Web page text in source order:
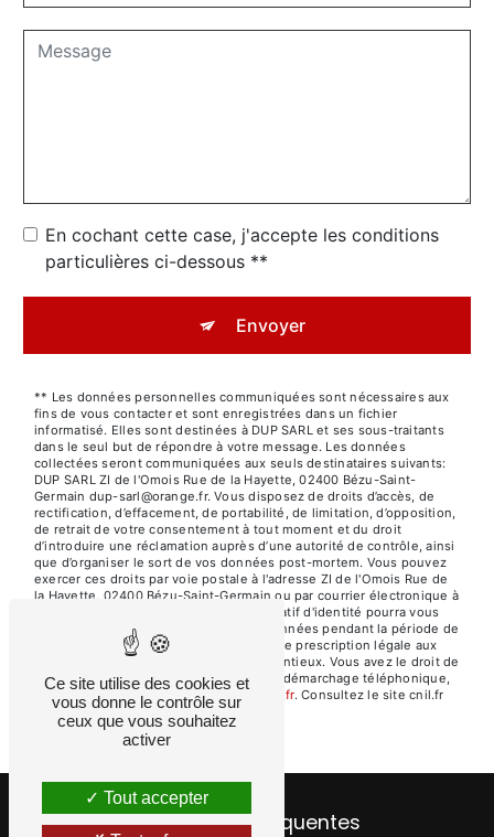
En cochant cette case, j'accepte les conditions
particulières ci-dessous **
Envoyer
** Les données personnelles communiquées sont nécessaires aux
fins de vous contacter et sont enregistrées dans un fichier
informatisé. Elles sont destinées à DUP SARL et ses sous-traitants
dans le seul but de répondre à votre message. Les données
collectées seront communiquées aux seuls destinataires suivants:
DUP SARL ZI de l'Omois Rue de la Hayette, 02400 Bézu-Saint-
Germain dup-sarl@orange.fr. Vous disposez de droits d’accès, de
rectification, d’effacement, de portabilité, de limitation, d’opposition,
de retrait de votre consentement à tout moment et du droit
d’introduire une réclamation auprès d’une autorité de contrôle, ainsi
que d’organiser le sort de vos données post-mortem. Vous pouvez
exercer ces droits par voie postale à l'adresse ZI de l'Omois Rue de
la Hayette, 02400 Bézu-Saint-Germain ou par courrier électronique à
l'adresse dup-sarl@orange.fr. Un justificatif d'identité pourra vous
être demandé. Nous conservons vos données pendant la période de
prise de contact puis pendant la durée de prescription légale aux
fins probatoires et de gestion des contentieux. Vous avez le droit de
vous inscrire sur la liste d'opposition au démarchage téléphonique,
disponible à cette adresse: Bloctel.gouv.fr. Consultez le site cnil.fr
pour plus d’informations sur vos droits.
Recherches fréquentes
Ce site utilise des cookies et
vous donne le contrôle sur
ceux que vous souhaitez
activer
Tout accepter